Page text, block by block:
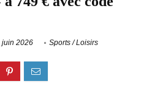
juin 2026 Sports / Loisirs